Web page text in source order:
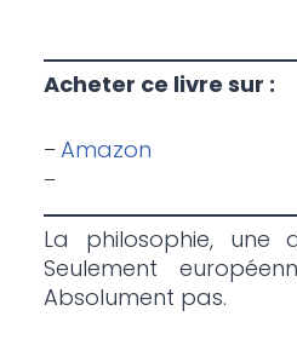
Acheter ce livre sur :
–Amazon
La philosophie, une
Seulement
Absolument pas.